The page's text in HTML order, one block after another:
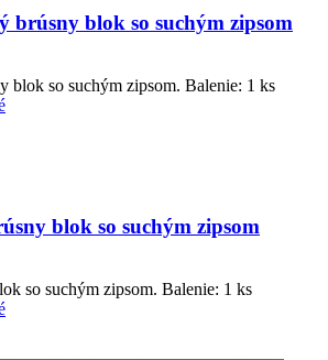
brúsny blok so suchým zipsom
blok so suchým zipsom. Balenie: 1 ks
blok so suchým zipsom
so suchým zipsom. Balenie: 1 ks